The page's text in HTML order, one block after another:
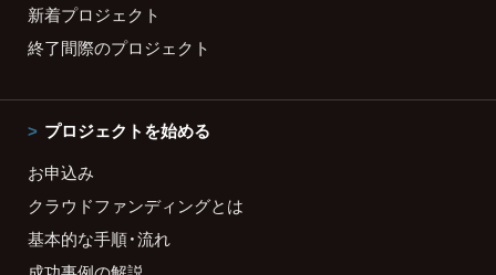
新着プロジェクト
終了間際のプロジェクト
プロジェクトを始める
お申込み
クラウドファンディングとは
基本的な手順・流れ